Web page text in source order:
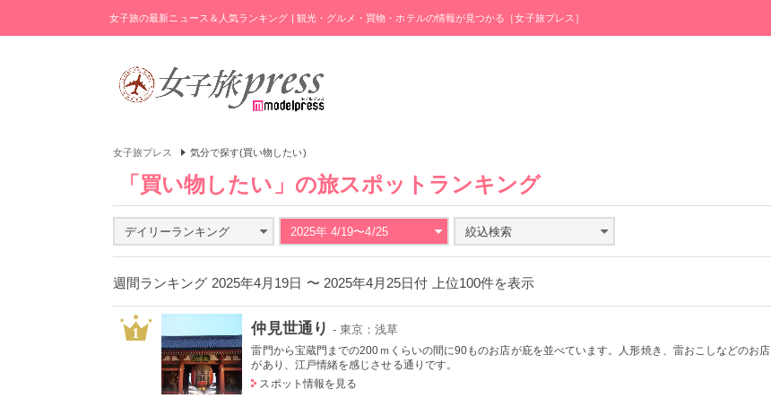
女子旅の最新ニュース＆人気ランキング | 観光・グルメ・買物・ホテルの情報が見つかる［女子旅プレス］
女子旅プレス 気分で探す(買い物したい)
「買い物したい」の旅スポットランキング
デイリーランキング 2025年 4/19〜4/25 絞込検索
週間ランキング 2025年4月19日 〜 2025年4月25日付 上位100件を表示
1 仲見世通り - 東京：浅草
雷門から宝蔵門までの200ｍくらいの間に90ものお店が庇を並べています。人形焼き、雷おこしなどのお店
があり、江戸情緒を感じさせる通りです。
スポット情報を見る